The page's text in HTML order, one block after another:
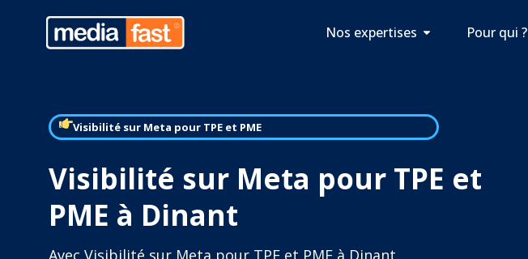
Nos expertises Pour qui ?
Visibilité sur Meta pour TPE et PME
Visibilité sur Meta pour TPE et
PME à Dinant
Avec Visibilité sur Meta pour TPE et PME à Dinant,